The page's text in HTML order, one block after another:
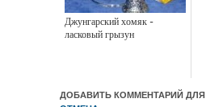
Джунгарский хомяк -
ласковый грызун
ДОБАВИТЬ КОММЕНТАРИЙ ДЛЯ